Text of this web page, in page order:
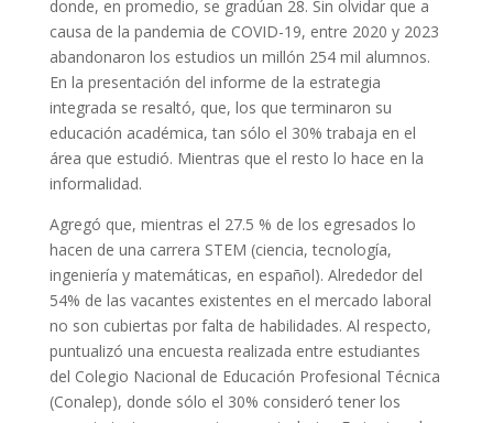
donde, en promedio, se gradúan 28. Sin olvidar que a
causa de la pandemia de COVID-19, entre 2020 y 2023
abandonaron los estudios un millón 254 mil alumnos.
En la presentación del informe de la estrategia
integrada se resaltó, que, los que terminaron su
educación académica, tan sólo el 30% trabaja en el
área que estudió. Mientras que el resto lo hace en la
informalidad.
Agregó que, mientras el 27.5 % de los egresados lo
hacen de una carrera STEM (ciencia, tecnología,
ingeniería y matemáticas, en español). Alrededor del
54% de las vacantes existentes en el mercado laboral
no son cubiertas por falta de habilidades. Al respecto,
puntualizó una encuesta realizada entre estudiantes
del Colegio Nacional de Educación Profesional Técnica
(Conalep), donde sólo el 30% consideró tener los